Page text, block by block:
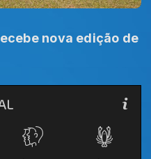
nova edição de